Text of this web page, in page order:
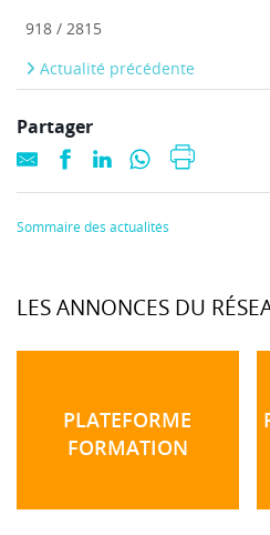
918 / 2815
Actualité précédente
Partager
Sommaire des actualités
LES ANNONCES DU
PLATEFORME
FORMATION